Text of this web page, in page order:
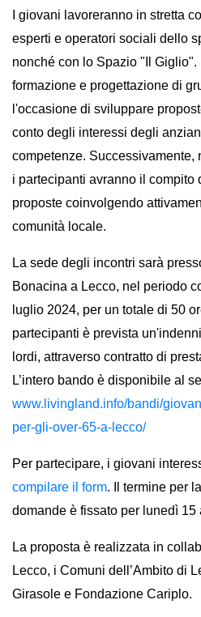
ALTRE
TESTATE
Privacy
Cookie
policy
I giovani lavoreranno in stretta
esperti e operatori sociali dello
nonché con lo Spazio "Il Giglio".
formazione e progettazione di
l'occasione di sviluppare
conto degli interessi degli
competenze. Successivamente,
i partecipanti avranno il compito
proposte coinvolgendo
comunità locale.
La sede degli incontri sarà
Bonacina a Lecco, nel periodo
luglio 2024, per un totale di 50
partecipanti è prevista
lordi, attraverso contratto di
L’intero bando è disponibile al
www.livingland.info/bandi/
per-gli-over-65-a-lecco/
Per partecipare, i giovani
compilare il form.
Il termine per
domande è fissato per lunedì 15
La proposta è realizzata in
Lecco, i Comuni dell’Ambito di
Girasole e Fondazione Cariplo.